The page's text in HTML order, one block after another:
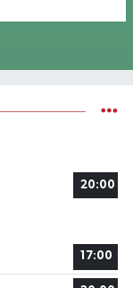
20:00
17:00